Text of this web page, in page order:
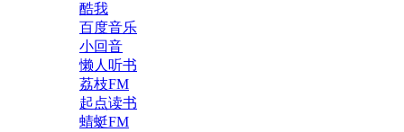
酷我
百度音乐
小回音
懒人听书
荔枝FM
起点读书
蜻蜓FM